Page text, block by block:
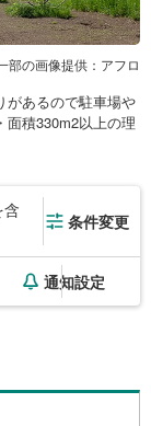
部の画像提供：アフロ
があるので駐車場や
面積330m2以上の理
条件変更
通知設定